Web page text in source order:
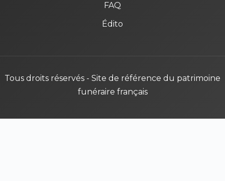
FAQ
Édito
Tous droits réservés - Site de référence du patrimoine
funéraire français